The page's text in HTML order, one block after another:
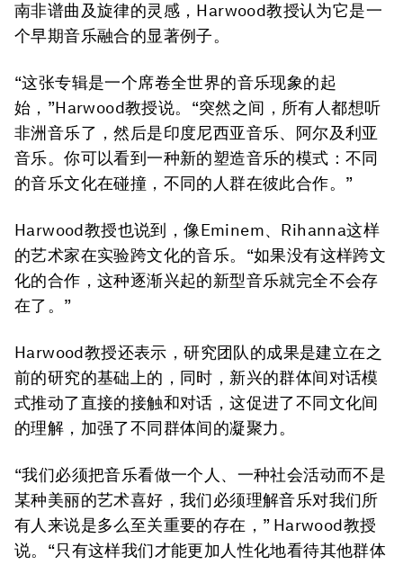
南非谱曲及旋律的灵感，Harwood教授认为它是一
个早期音乐融合的显著例子。
“这张专辑是一个席卷全世界的音乐现象的起
始，”Harwood教授说。“突然之间，所有人都想听
非洲音乐了，然后是印度尼西亚音乐、阿尔及利亚
音乐。你可以看到一种新的塑造音乐的模式：不同
的音乐文化在碰撞，不同的人群在彼此合作。”
Harwood教授也说到，像Eminem、Rihanna这样
的艺术家在实验跨文化的音乐。“如果没有这样跨文
化的合作，这种逐渐兴起的新型音乐就完全不会存
在了。”
Harwood教授还表示，研究团队的成果是建立在之
前的研究的基础上的，同时，新兴的群体间对话模
式推动了直接的接触和对话，这促进了不同文化间
的理解，加强了不同群体间的凝聚力。
“我们必须把音乐看做一个人、一种社会活动而不是
某种美丽的艺术喜好，我们必须理解音乐对我们所
有人来说是多么至关重要的存在，” Harwood教授
说。“只有这样我们才能更加人性化地看待其他群体